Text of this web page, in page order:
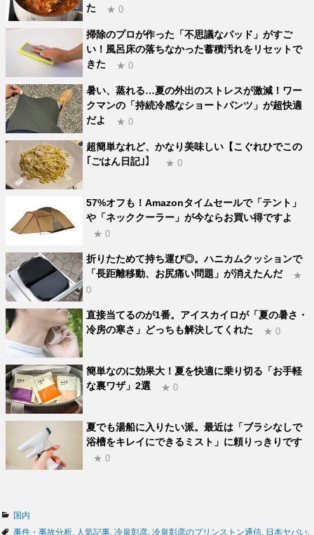
た
★ 0
掃除のプロが作った「不思議なパッド」がすご
い！風呂床の落ちなかった蓄積汚れをリセットで
きた
★ 0
暑い、蒸れる…夏の外出のストレスが激減！ワー
クマンの「持続冷感なショートパンツ」が超快適
だよ
★ 0
超簡単なれど、かなり美味しい【こぐれひでこの
｢ごはん日記｣】
★ 0
57%オフも！Amazonタイムセールで「テント」
や「ネッククーラー」が今ならお買い得ですよ
★ 0
折りたためて持ち運び◎。ハニカムクッションで
「長距離移動、お尻痛い問題」が消えたんだ
★
0
直接当てるのが1番。アイスカイロが「夏の暑さ・
冷房の寒さ」どっちも解決してくれた
★ 0
簡単なのに効果大！夏を快適に乗り切る「お手軽
な裏ワザ」2選
★ 0
夏でも湯船に入りたい派。最近は「ブラシなしで
浴槽をキレイにできるミスト」に頼りっきりです
★ 0
カ
テ
国内
タ
事件・事故分析 人気記事 冷泉彰彦 冷泉彰彦のプリンストン通信 日本ヤバい